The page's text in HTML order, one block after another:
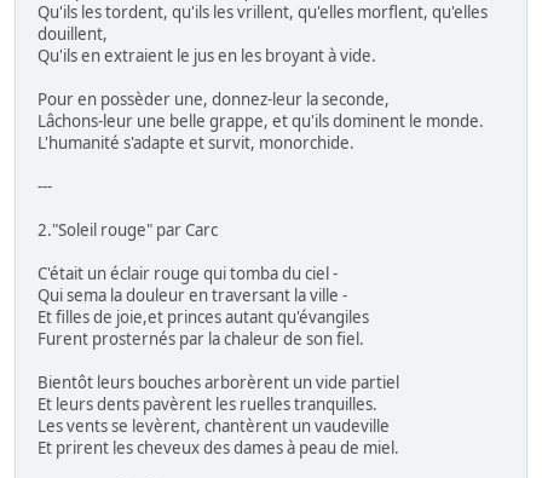
Qu'ils les tordent, qu'ils les vrillent, qu'elles morflent, qu'elles
douillent,
Qu'ils en extraient le jus en les broyant à vide.
Pour en possèder une, donnez-leur la seconde,
Lâchons-leur une belle grappe, et qu'ils dominent le monde.
L'humanité s'adapte et survit, monorchide.
---
2."Soleil rouge" par Carc
C'était un éclair rouge qui tomba du ciel -
Qui sema la douleur en traversant la ville -
Et filles de joie,et princes autant qu'évangiles
Furent prosternés par la chaleur de son fiel.
Bientôt leurs bouches arborèrent un vide partiel
Et leurs dents pavèrent les ruelles tranquilles.
Les vents se levèrent, chantèrent un vaudeville
Et prirent les cheveux des dames à peau de miel.